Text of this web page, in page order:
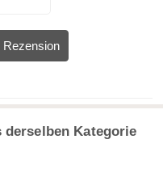
Rezension
derselben Kategorie